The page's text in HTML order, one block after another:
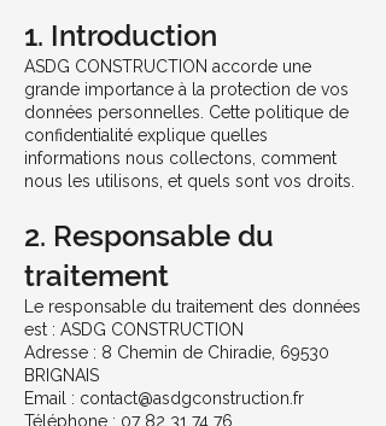
1. Introduction
ASDG CONSTRUCTION accorde une
grande importance à la protection de vos
données personnelles. Cette politique de
confidentialité explique quelles
informations nous collectons, comment
nous les utilisons, et quels sont vos droits.
2. Responsable du
traitement
Le responsable du traitement des données
est : ASDG CONSTRUCTION
Adresse : 8 Chemin de Chiradie, 69530
BRIGNAIS
Email : contact@asdgconstruction.fr
Téléphone : 07 82 31 74 76